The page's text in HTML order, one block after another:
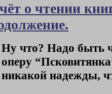
о чтении
Ну что? Надо быть
оперу
никакой надежды,